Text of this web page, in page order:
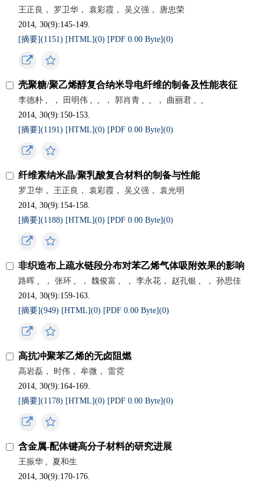
王正良， 罗卫华， 袁彩霞， 吴义强， 唐忠荣
2014, 30(9):145-149.
[摘要](1151) [HTML](0) [PDF 0.00 Byte](0)
壳聚糖/聚乙烯醇复合纳米导电纤维的制备及性能表征
李德朴 , ， 田明伟 , , ， 郭肖青 , , ， 曲丽君 ,
,
2014, 30(9):150-153.
[摘要](1191) [HTML](0) [PDF 0.00 Byte](0)
纤维素纳米晶/聚乳酸复合材料的制备与性能
罗卫华， 王正良， 袁彩霞， 吴义强， 袁光明
2014, 30(9):154-158.
[摘要](1188) [HTML](0) [PDF 0.00 Byte](0)
非织造布上疏水链段分布对苯乙烯气体吸附效果的影响
路晖 , ， 张环 , ， 魏俊富 , ， 李永花， 赵孔银 ,
， 孙思佳
2014, 30(9):159-163.
[摘要](949) [HTML](0) [PDF 0.00 Byte](0)
高抗冲聚苯乙烯的无卤阻燃
高岩磊， 时伟， 牟微， 雷霓
2014, 30(9):164-169.
[摘要](1178) [HTML](0) [PDF 0.00 Byte](0)
含金属-配体键高分子材料的研究进展
王振华 ,
夏和生
2014, 30(9):170-176.